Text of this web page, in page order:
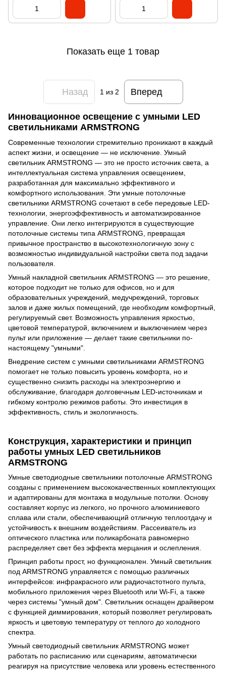
Standart
Показать еще 1 товар
Назад 1из 2 Вперед
Инновационное освещение с умными LED
светильниками ARMSTRONG
Современные технологии стремительно проникают в каждый
аспект жизни, и освещение — не исключение. Умный
светильник ARMSTRONG — это не просто источник света, а
интеллектуальная система управления освещением,
разработанная для максимально эффективного и
комфортного использования. Эти умные потолочные
светильники ARMSTRONG сочетают в себе передовые LED-
технологии, энергоэффективность и автоматизированное
управление. Они легко интегрируются в существующие
потолочные системы типа ARMSTRONG, превращая
привычное пространство в высокотехнологичную зону с
возможностью индивидуальной настройки света под задачи
пользователя.
Умный накладной светильник ARMSTRONG — это решение,
которое подходит не только для офисов, но и для
образовательных учреждений, медучреждений, торговых
залов и даже жилых помещений, где необходим комфортный,
регулируемый свет. Возможность управления яркостью,
цветовой температурой, включением и выключением через
пульт или приложение — делает такие светильники по-
настоящему "умными".
Внедрение систем с умными светильниками ARMSTRONG
помогает не только повысить уровень комфорта, но и
существенно снизить расходы на электроэнергию и
обслуживание, благодаря долговечным LED-источникам и
гибкому контролю режимов работы. Это инвестиция в
эффективность, стиль и экологичность.
Конструкция, характеристики и принцип
работы умных LED светильников
ARMSTRONG
Умные светодиодные светильники потолочные ARMSTRONG
созданы с применением высококачественных комплектующих
и адаптированы для монтажа в модульные потолки. Основу
составляет корпус из легкого, но прочного алюминиевого
сплава или стали, обеспечивающий отличную теплоотдачу и
устойчивость к внешним воздействиям. Рассеиватель из
оптического пластика или поликарбоната равномерно
распределяет свет без эффекта мерцания и ослепления.
Принцип работы прост, но функционален. Умный светильник
под ARMSTRONG управляется с помощью различных
интерфейсов: инфракрасного или радиочастотного пульта,
мобильного приложения через Bluetooth или Wi-Fi, а также
через системы "умный дом". Светильник оснащен драйвером
с функцией диммирования, который позволяет регулировать
яркость и цветовую температуру от теплого до холодного
спектра.
Умный светодиодный светильник ARMSTRONG может
работать по расписанию или сценариям, автоматически
реагируя на присутствие человека или уровень естественного